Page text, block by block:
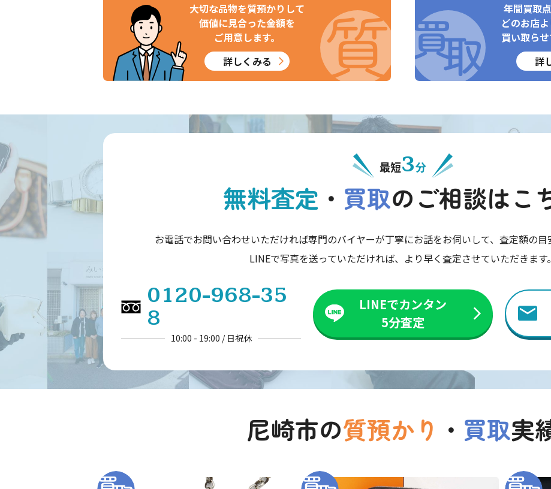
大切な品物を質預かりして
価値に見合った金額を
ご用意します。
詳しくみる
年間買取
どのお店
買い取ら
詳
最短3分
無料査定 ・ 買取のご相談はこ
お電話でお問い合わせいただければ専門のバイヤーが丁寧にお話をお伺いして、査定額の目
LINEで写真を送っていただければ、より早く査定させていただきます。
0120-968-35
8
10:00 - 19:00 / 日祝休
LINEでカンタン
5分査定
尼崎市の質預かり ・ 買取実